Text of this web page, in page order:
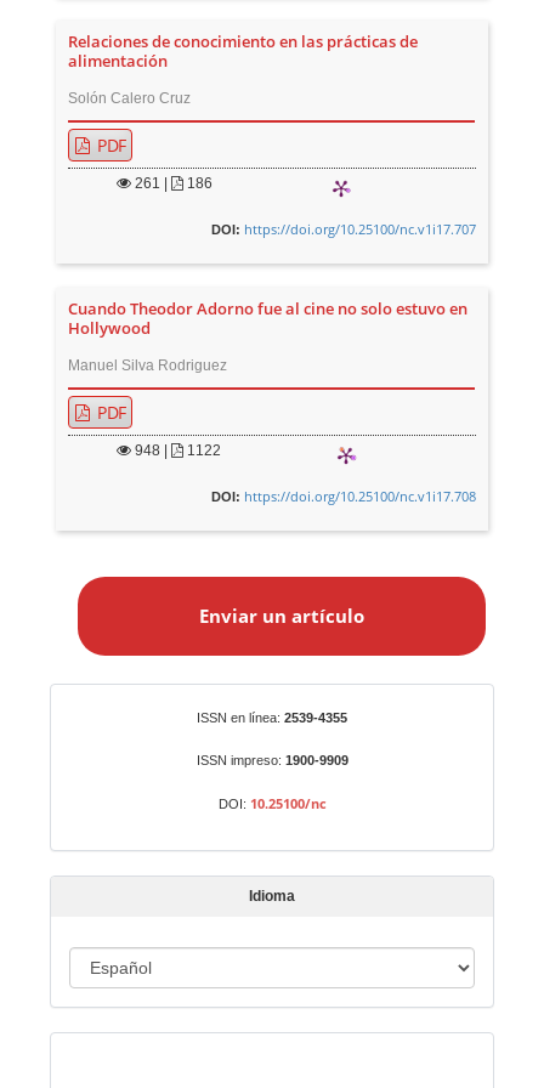
Relaciones de conocimiento en las prácticas de
alimentación
Solón Calero Cruz
PDF
261 | 186
DOI: https://doi.org/10.25100/nc.v1i17.707
Cuando Theodor Adorno fue al cine no solo estuvo en
Hollywood
Manuel Silva Rodriguez
PDF
948 | 1122
DOI: https://doi.org/10.25100/nc.v1i17.708
a
t
í
o
Enviar un artículo
ISSN en línea: 2539-4355
ISSN impreso: 1900-9909
DOI: 10.25100/nc
Idioma
d